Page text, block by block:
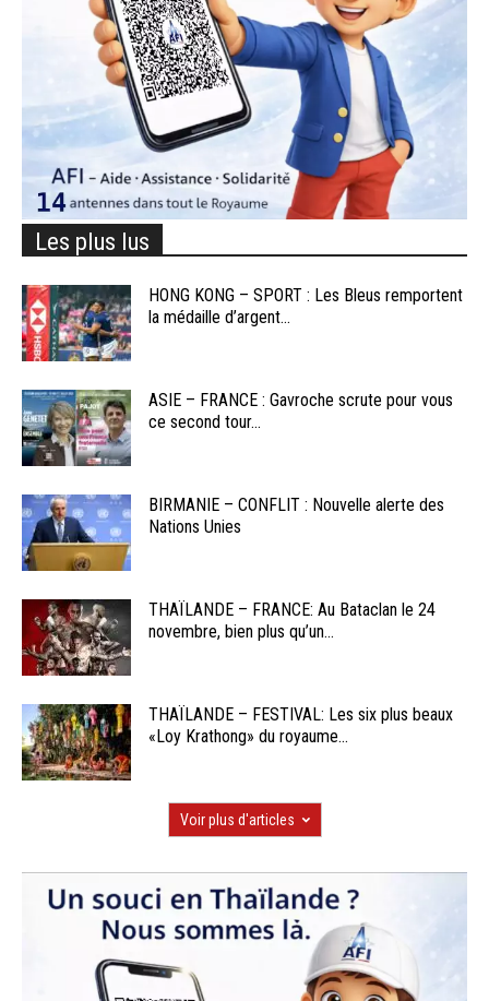
Les plus lus
HONG KONG – SPORT : Les Bleus remportent
la médaille d’argent...
ASIE – FRANCE : Gavroche scrute pour vous
ce second tour...
BIRMANIE – CONFLIT : Nouvelle alerte des
Nations Unies
THAÏLANDE – FRANCE: Au Bataclan le 24
novembre, bien plus qu’un...
THAÏLANDE – FESTIVAL: Les six plus beaux
«Loy Krathong» du royaume...
Voir plus d'articles